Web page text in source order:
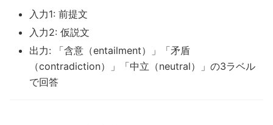
入力1: 前提文
入力2: 仮説文
出力: 「含意（entailment）」「矛盾
（contradiction）」「中立（neutral）」の3ラベル
で回答